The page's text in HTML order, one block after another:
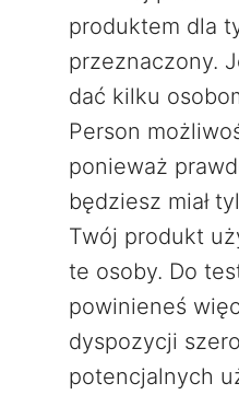
produktem dla
przeznaczony.
dać kilku
Person
ponieważ
będziesz miał
Twój produkt
te osoby. Do
powinieneś
dyspozycji
potencjalnych